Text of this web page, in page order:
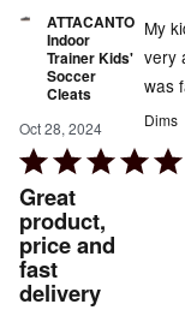
ATTACANTO
Indoor
Trainer Kids'
Soccer
Cleats
Oct 28, 2024
Rated
5
out
of
5
Great
product,
price and
fast
delivery
My
very
was
Dims